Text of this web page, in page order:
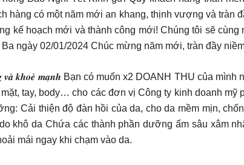
có một năm mới an khang, thịnh vượng và tràn
kế hoạch mới và thành công mới! Chúng tôi sẽ
ngày 02/01/2024 Chúc mừng năm mới, tràn đầy
𝒗𝒂̀ 𝒌𝒉𝒐𝒆̉ 𝒎𝒂̣𝒏𝒉 Bạn có muốn x2 DOANH THU của
tay, body… cho các đơn vị Công ty kinh doanh mỹ
Cải thiện độ đàn hồi của da, cho da mềm mịn,
khô da Chứa các thành phần dưỡng ẩm sâu xâm
mái ngay khi chạm vào da.